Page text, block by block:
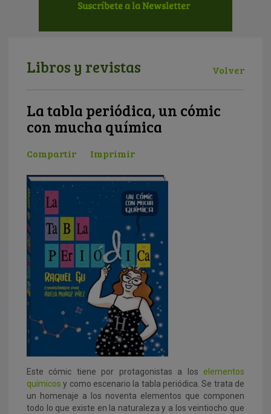
Libros y revistas Volver
La tabla periódica, un cómic
con mucha química
Compartir Imprimir
Este cómic tiene por protagonistas a los elementos
químicos y como escenario la tabla periódica. Se trata de
un homenaje a los noventa elementos que componen
todo lo que existe en la naturaleza y a los veintiocho que